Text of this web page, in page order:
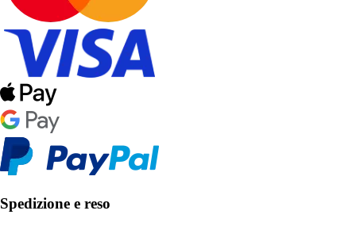
Spedizione e reso